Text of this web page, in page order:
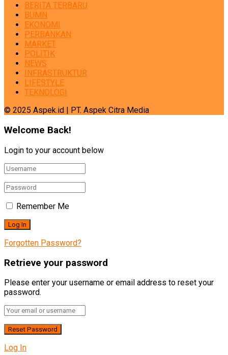
BERITA TERBARU
BUMN
EKONOMI
PERBANKAN
MARKET
POLITIK
NEWS
INFRASTRUKTUR
LIFESTYLE
TEKNOLOGI
© 2025 Aspek.id | PT. Aspek Citra Media
Welcome Back!
Login to your account below
Remember Me
Forgotten Password?
Retrieve your password
Please enter your username or email address to reset your
password.
Log In